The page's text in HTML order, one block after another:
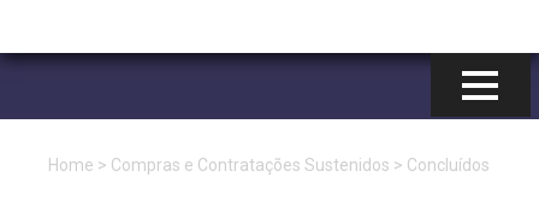
o
Home > Compras e Contratações Sustenidos > Concluídos